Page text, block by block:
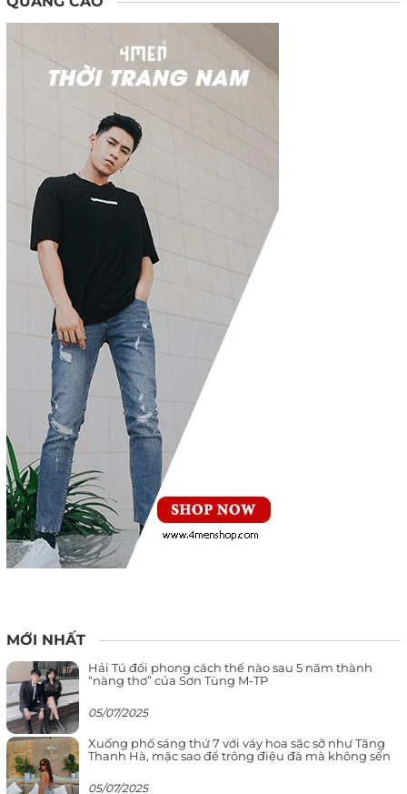
MỚI NHẤT
Hải Tú đổi phong cách thế nào sau 5 năm thành
“nàng thơ” của Sơn Tùng M-TP
05/07/2025
Xuống phố sáng thứ 7 với váy hoa sặc sỡ như Tăng
Thanh Hà, mặc sao để trông điệu đà mà không sến
05/07/2025